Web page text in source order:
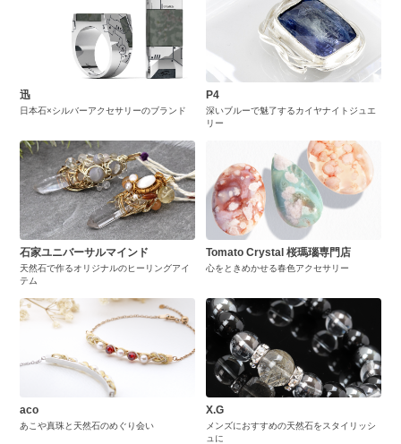
迅
日本石×シルバーアクセサリーのブランド
P4
深いブルーで魅了するカイヤナイトジュエ
リー
石家ユニバーサルマインド
天然石で作るオリジナルのヒーリングアイ
テム
Tomato Crystal 桜瑪瑙専門店
心をときめかせる春色アクセサリー
aco
あこや真珠と天然石のめぐり会い
X.G
メンズにおすすめの天然石をスタイリッシ
ュに